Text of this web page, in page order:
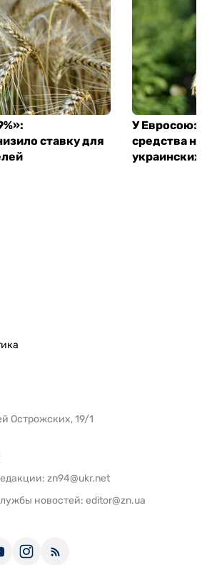
ставку для
У
средства
Острожских, 19/1
zn94@ukr.net
новостей: editor@zn.ua